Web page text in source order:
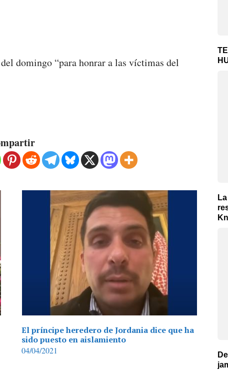
domingo “para honrar a las víctimas del
El príncipe heredero de Jordania dice que ha
sido puesto en aislamiento
04/04/2021